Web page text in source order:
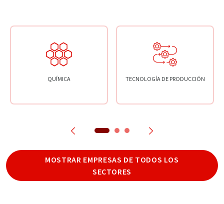
QUÍMICA TECNOLOGÍA DE PRODUCCIÓN
MOSTRAR EMPRESAS DE TODOS LOS
SECTORES